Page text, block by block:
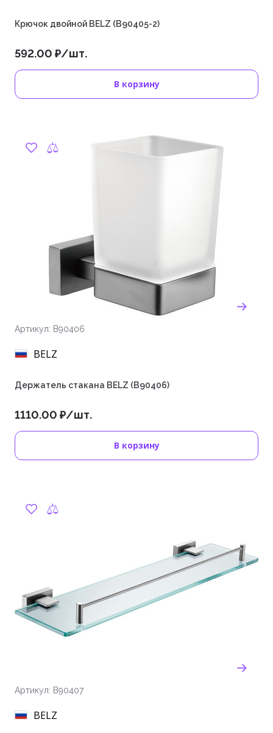
Крючок двойной BELZ (B90405-2)
592.00 ₽/шт.
В корзину
Артикул: B90406
BELZ
Держатель стакана BELZ (B90406)
1110.00 ₽/шт.
В корзину
Артикул: B90407
BELZ